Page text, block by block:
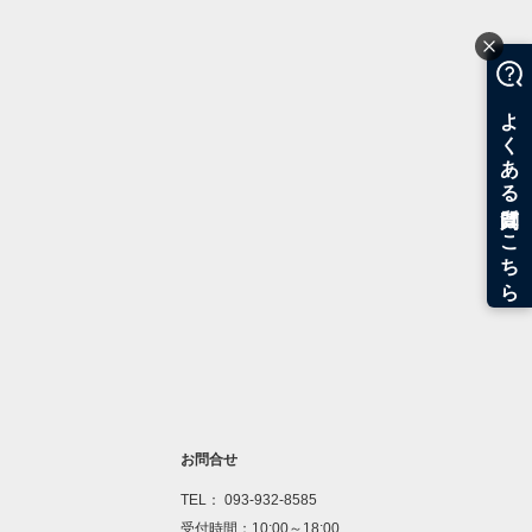
お問合せ
TEL： 093-932-8585
受付時間：10:00～18:00